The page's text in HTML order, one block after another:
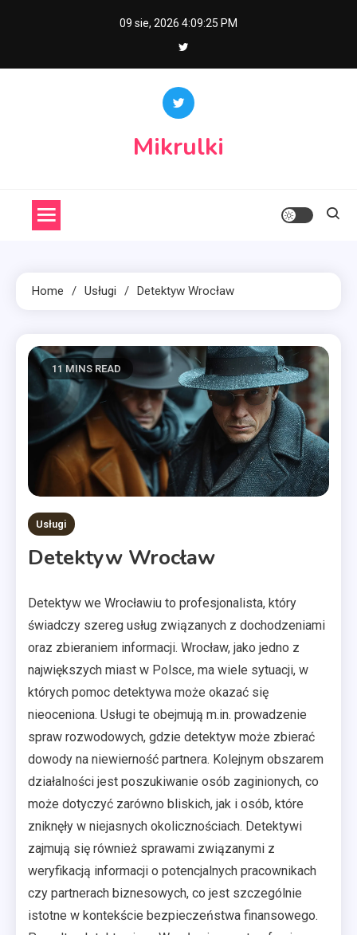
09 sie, 2026 4:09:26 PM
Mikrulki
Home Usługi Detektyw Wrocław
11 MINS READ
Usługi
Detektyw Wrocław
Detektyw we Wrocławiu to profesjonalista, który
świadczy szereg usług związanych z dochodzeniami
oraz zbieraniem informacji. Wrocław, jako jedno z
największych miast w Polsce, ma wiele sytuacji, w
których pomoc detektywa może okazać się
nieoceniona. Usługi te obejmują m.in. prowadzenie
spraw rozwodowych, gdzie detektyw może zbierać
dowody na niewierność partnera. Kolejnym obszarem
działalności jest poszukiwanie osób zaginionych, co
może dotyczyć zarówno bliskich, jak i osób, które
zniknęły w niejasnych okolicznościach. Detektywi
zajmują się również sprawami związanymi z
weryfikacją informacji o potencjalnych pracownikach
czy partnerach biznesowych, co jest szczególnie
istotne w kontekście bezpieczeństwa finansowego.